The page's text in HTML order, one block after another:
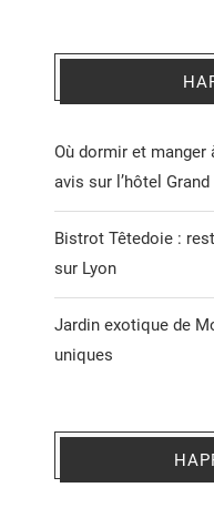
Où dormir et manger
avis sur l’hôtel
Bistrot Têtedoie :
sur Lyon
Jardin exotique de
uniques